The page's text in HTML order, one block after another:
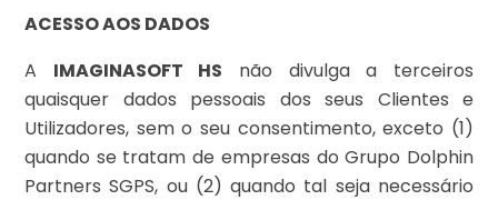
ACESSO AOS DADOS
A IMAGINASOFT HS não divulga a terceiros
quaisquer dados pessoais dos seus Clientes e
Utilizadores, sem o seu consentimento, exceto (1)
quando se tratam de empresas do Grupo Dolphin
Partners SGPS, ou (2) quando tal seja necessário